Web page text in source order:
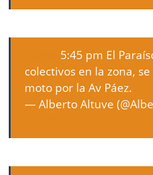
5:45 pm El
colectivos en la zona,
moto por la Av Páez.
— Alberto Altuve